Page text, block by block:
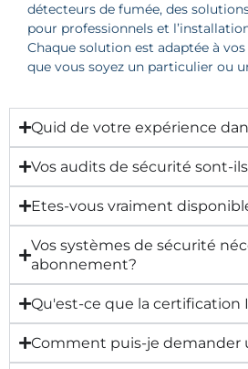
détecteurs de fumée, des
pour professionnels et
Chaque solution est adaptée à
que vous soyez un particulier ou
Quid de votre expérience
Vos audits de sécurité sont-
Etes-vous vraiment
Vos systèmes de sécurité
abonnement?
Qu'est-ce que la certification
Comment puis-je demander